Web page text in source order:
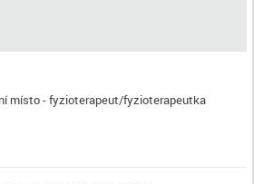
místo - fyzioterapeut/fyzioterapeutka